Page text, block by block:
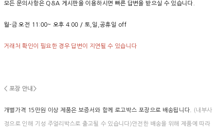
모든 문의사항은 Q&A 게시판을 이용하시면 빠른 답변을 받으실 수 있습니다.
월-금 오전 11:00~ 오후 4:00 / 토,일,공휴일 off
거래처 확인이 필요한 경우 답변이 지연될 수 있습니다
< 포장 안내>
개별가격 15만원 이상 제품은 보증서와 함께 로고박스 포장으로 배송됩니다. (내부사
정으로 인해 기성 주얼리박스로 출고될 수 있습니다)안전한 배송을 위해 제품에 따라